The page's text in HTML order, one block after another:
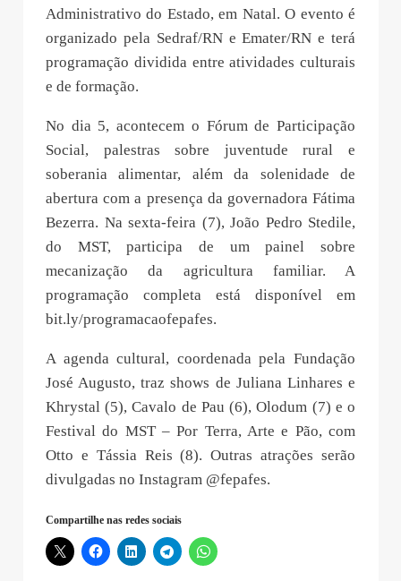
Administrativo do Estado, em Natal. O evento é
organizado pela Sedraf/RN e Emater/RN e terá
programação dividida entre atividades culturais
e de formação.
No dia 5, acontecem o Fórum de Participação
Social, palestras sobre juventude rural e
soberania alimentar, além da solenidade de
abertura com a presença da governadora Fátima
Bezerra. Na sexta-feira (7), João Pedro Stedile,
do MST, participa de um painel sobre
mecanização da agricultura familiar. A
programação completa está disponível em
bit.ly/programacaofepafes.
A agenda cultural, coordenada pela Fundação
José Augusto, traz shows de Juliana Linhares e
Khrystal (5), Cavalo de Pau (6), Olodum (7) e o
Festival do MST – Por Terra, Arte e Pão, com
Otto e Tássia Reis (8). Outras atrações serão
divulgadas no Instagram @fepafes.
Compartilhe nas redes sociais